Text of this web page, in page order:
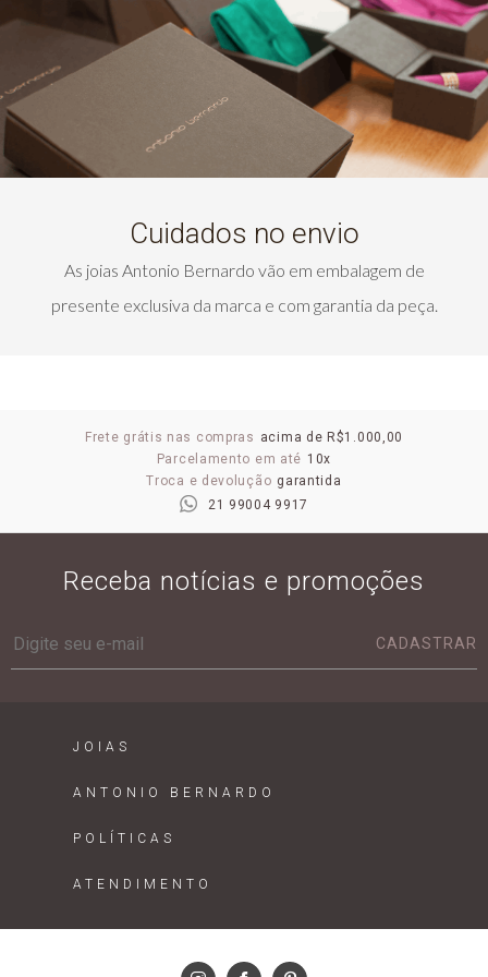
Cuidados no envio
As joias Antonio Bernardo vão em embalagem de
presente exclusiva da marca e com garantia da peça.
Frete grátis nas compras acima de R$1.000,00
Parcelamento em até 10x
Troca e devolução garantida
21 99004 9917
Receba notícias e promoções
CADASTRAR
JOIAS
ANTONIO BERNARDO
POLÍTICAS
ATENDIMENTO